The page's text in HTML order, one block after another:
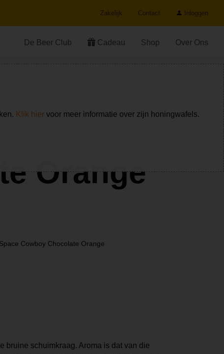
Zakelijk Contact Inloggen
De Beer Club Cadeau Shop Over Ons
Orange
Space Cowboy Chocolate Orange
bruine schuimkraag. Aroma is dat van die
Klik hier voor meer informatie over zijn honingwafels.